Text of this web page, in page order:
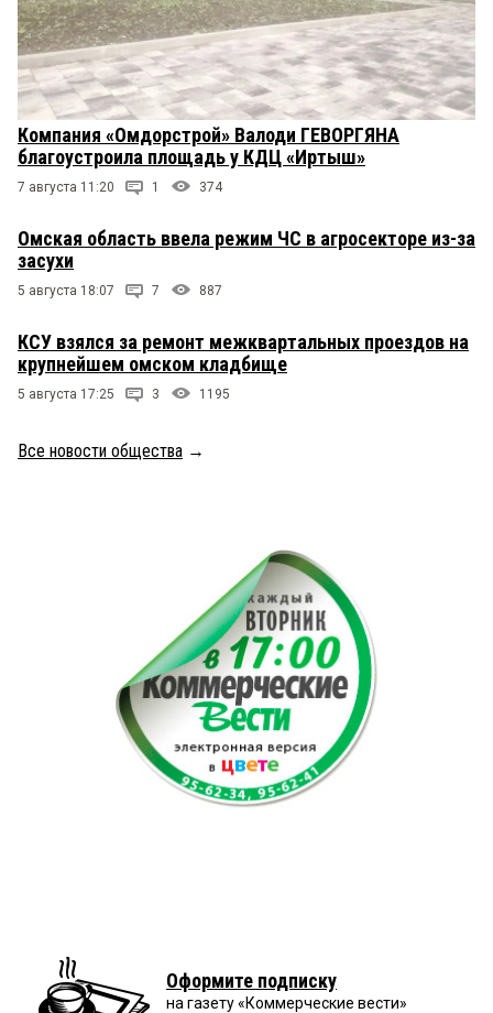
Компания «Омдорстрой» Валоди ГЕВОРГЯНА
благоустроила площадь у КДЦ «Иртыш»
7 августа 11:20 1 374
Омская область ввела режим ЧС в агросекторе из-за
засухи
5 августа 18:07 7 887
КСУ взялся за ремонт межквартальных проездов на
крупнейшем омском кладбище
5 августа 17:25 3 1195
Все новости общества →
Оформите подписку
на газету «Коммерческие вести»